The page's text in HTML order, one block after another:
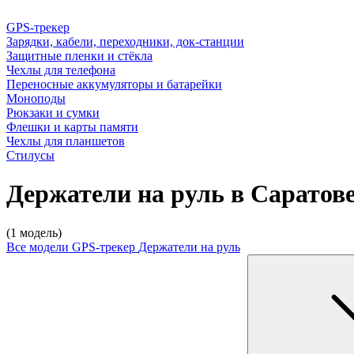
GPS-трекер
Зарядки, кабели, переходники, док-станции
Защитные пленки и стёкла
Чехлы для телефона
Переносные аккумуляторы и батарейки
Моноподы
Рюкзаки и сумки
Флешки и карты памяти
Чехлы для планшетов
Стилусы
Держатели на руль в
(1 модель)
Все модели GPS-трекер Держатели на руль